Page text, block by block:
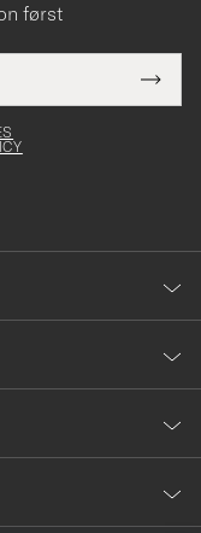
først